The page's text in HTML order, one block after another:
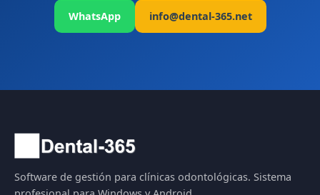
WhatsApp info@dental-365.net
Software de gestión para clínicas odontológicas. Sistema